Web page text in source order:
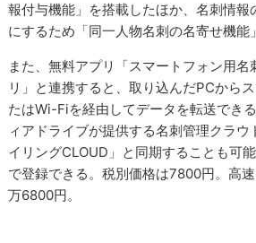
報付与機能」を搭載したほか、名刺情報
にするため「同一人物名刺の名寄せ機能
また、無料アプリ「スマートフォン用
リ」と連携すると、取り込んだPCから
たはWi-Fiを経由してデータを転送でき
ィアドライブが提供する名刺管理クラウ
イリングCLOUD」と同期することも可
で登録できる。税別価格は7800円。高
万6800円。